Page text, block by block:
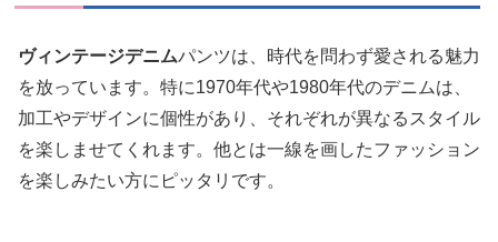
ヴィンテージデニムパンツは、時代を問わず愛される魅力
を放っています。特に1970年代や1980年代のデニムは、
加工やデザインに個性があり、それぞれが異なるスタイル
を楽しませてくれます。他とは一線を画したファッション
を楽しみたい方にピッタリです。